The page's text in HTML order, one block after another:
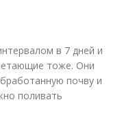
в 7 дней и
тоже. Они
почву и
поливать